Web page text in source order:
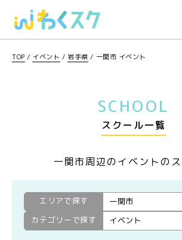
TOP / イベント / 岩手県 / 一関市 イベント
SCHOOL
スクール一覧
一関市周辺のイベントの
エリアで探す 一関市
カテゴリーで探す
イベント